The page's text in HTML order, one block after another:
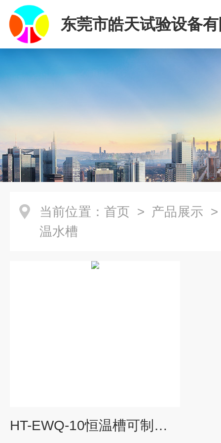
东莞市皓天试验设备
当前位置： 首页 > 产品展示
温水槽
HT-EWQ-10恒温槽可制冷单孔电热恒温水槽